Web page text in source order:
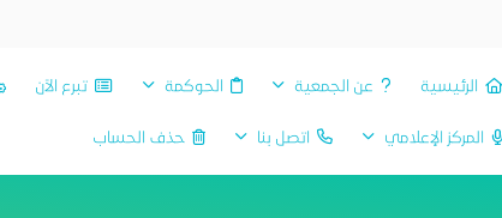
الرئيسية عن الجمعية الحوكمة تبرع الآن
المركز الإعلامي اتصل بنا حذف الحساب